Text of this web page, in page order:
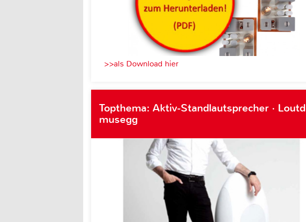
>>als Download hier
Topthema: Aktiv-Standlautsprecher · Loutd
musegg